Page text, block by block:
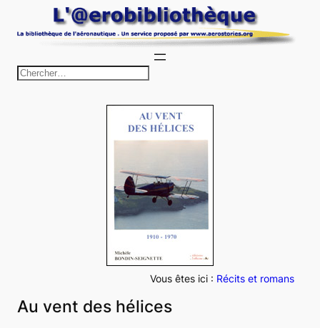
au
c
h
c
h
r
Vous êtes ici : Récits et romans
Au vent des hélices